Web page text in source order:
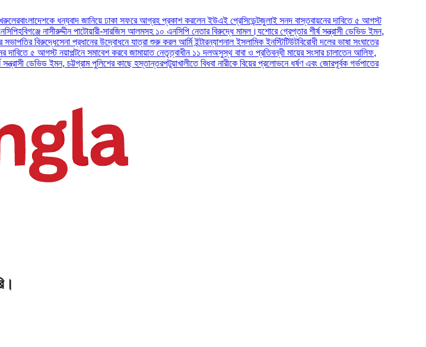
ধন্যবাদ জানিয়ে ঢাকা সফরে আগ্রহ প্রকাশ করলেন ইউএই প্রেসিডেন্টজুলাই সনদ বাস্তবায়নের দাবিতে ৫ আগস্ট
পাটোয়ারী-সারজিস আলমসহ ১০ এনসিপি নেতার বিরুদ্ধে মামল।যশোরে গ্রেপ্তার শীর্ষ সন্ত্রাসী ডেভিড ইমন,
সেনা প্রধানের উদ্বোধনে যাত্রা শুরু করল আর্মি ইন্টারন্যাশনাল ইসলামিক ইনস্টিটিউটবিরোধী দলের ভাষা সংঘাতের
নয়াপল্টনে সমাবেশ করবে জামায়াত নেতৃত্বাধীন ১১ দলঅসুস্থ বাবা ও প্রতিবন্ধী মায়ের সংসার চালাতেন আলিফ,
চট্টগ্রাম পুলিশের কাছে হস্তান্তরপটুয়াখালীতে বিধবা নারীকে বিয়ের প্রলোভনে ধর্ষণ এবং জোরপূর্বক গর্ভপাতের